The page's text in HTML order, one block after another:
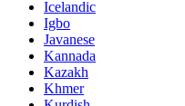
Icelandic
Igbo
Javanese
Kannada
Kazakh
Khmer